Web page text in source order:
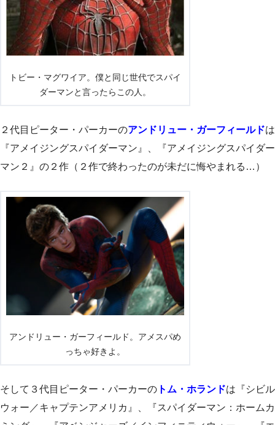
トビー・マグワイア。僕と同じ世代でスパイ
ダーマンと言ったらこの人。
２代目ピーター・パーカーのアンドリュー・ガーフィールドは
『アメイジングスパイダーマン』、『アメイジングスパイダー
マン２』の２作（２作で終わったのが未だに悔やまれる…）
アンドリュー・ガーフィールド。アメスパめ
っちゃ好きよ。
そして３代目ピーター・パーカーの トム・ホランドは『シビル
ウォー／キャプテンアメリカ』、『スパイダーマン：ホームカ